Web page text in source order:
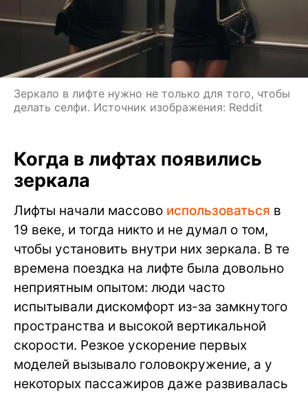
Зеркало в лифте нужно не только для того, чтобы
делать селфи. Источник изображения: Reddit
Когда в лифтах появились
зеркала
Лифты начали массово использоваться в
19 веке, и тогда никто и не думал о том,
чтобы установить внутри них зеркала. В те
времена поездка на лифте была довольно
неприятным опытом: люди часто
испытывали дискомфорт из-за замкнутого
пространства и высокой вертикальной
скорости. Резкое ускорение первых
моделей вызывало головокружение, а у
некоторых пассажиров даже развивалась